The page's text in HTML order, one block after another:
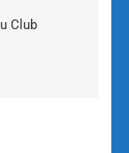
Club